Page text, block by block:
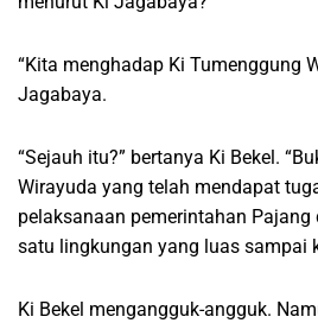
“Kita menghadap Ki Tumenggung
Jagabaya.
“Sejauh itu?” bertanya Ki Bekel.
Wirayuda yang telah mendapat
pelaksanaan pemerintahan
satu lingkungan yang luas sampai
Ki Bekel mengangguk-angguk.